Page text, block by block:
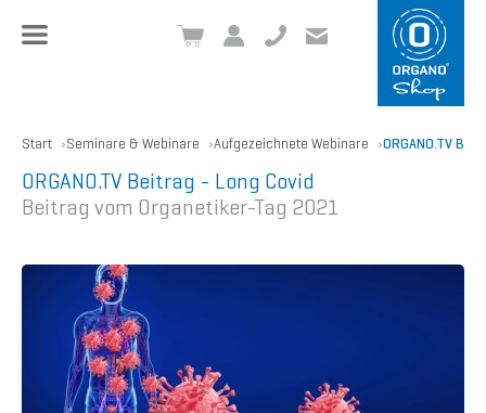
+49 8504 957999-0
ano.ch
Start Seminare & Webinare Aufgezeichnete Webinare ORGANO.TV
ORGANO.TV Beitrag - Long Covid
Beitrag vom Organetiker-Tag 2021